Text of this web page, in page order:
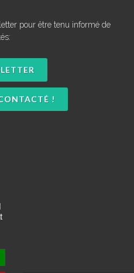
pour être tenu informé de
!